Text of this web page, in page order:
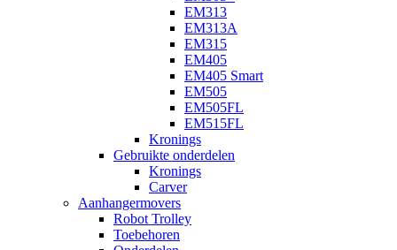
EM313
EM313A
EM315
EM405
EM405 Smart
EM505
EM505FL
EM515FL
Kronings
Gebruikte onderdelen
Kronings
Carver
Aanhangermovers
Robot Trolley
Toebehoren